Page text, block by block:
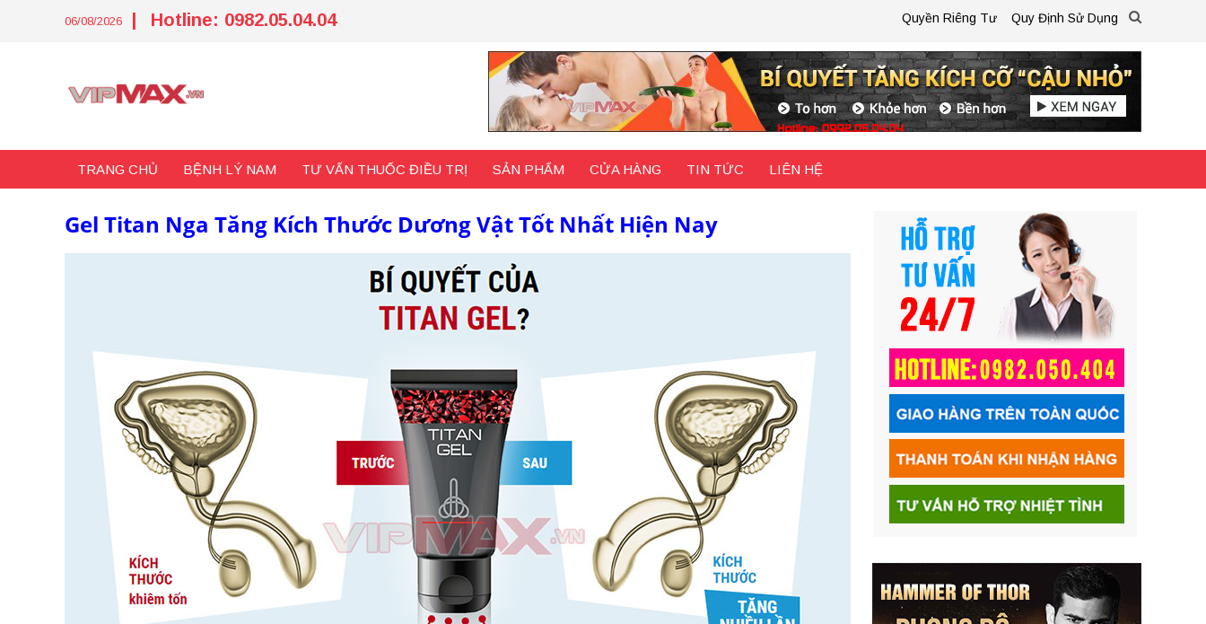
06/08/2026 Hotline: 0982.05.04.04 Quyền Riêng Tư Quy Định Sử Dụng
TRANG CHỦ BỆNH LÝ NAM TƯ VẤN THUỐC ĐIỀU TRỊ SẢN PHẨM CỬA HÀNG TIN TỨC LIÊN HỆ
Gel Titan Nga Tăng Kích Thước Dương Vật Tốt Nhất Hiện Nay